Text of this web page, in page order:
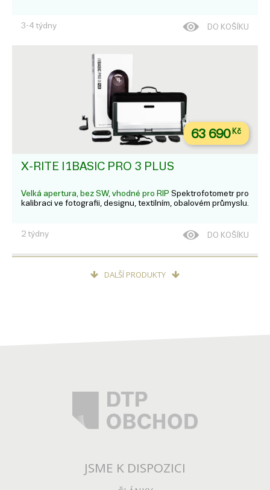
3-4 týdny DO KOŠÍKU
63 690Kč
X-RITE I1BASIC PRO 3 PLUS
Velká apertura, bez SW, vhodné pro RIP Spektrofotometr pro
kalibraci ve fotografii, designu, textilním, obalovém průmyslu.
2 týdny DO KOŠÍKU
Velká apertura, vč. aplikace i1 Publish
DALŠÍ PRODUKTY
JSME K DISPOZICI